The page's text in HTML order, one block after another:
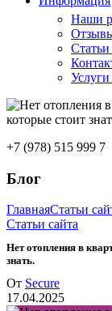
Наши
Статьи
+7 (978) 515 999 7
Блог
ГлавнаяСтатьи
Статьи сайта
Нет отопления в
знать.
От Secure
17.04.2025